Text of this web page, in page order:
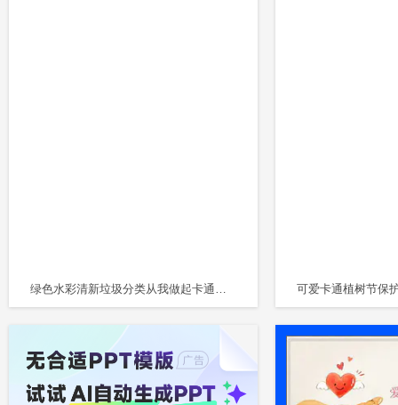
绿色水彩清新垃圾分类从我做起卡通儿童主题班会课件PPT模板